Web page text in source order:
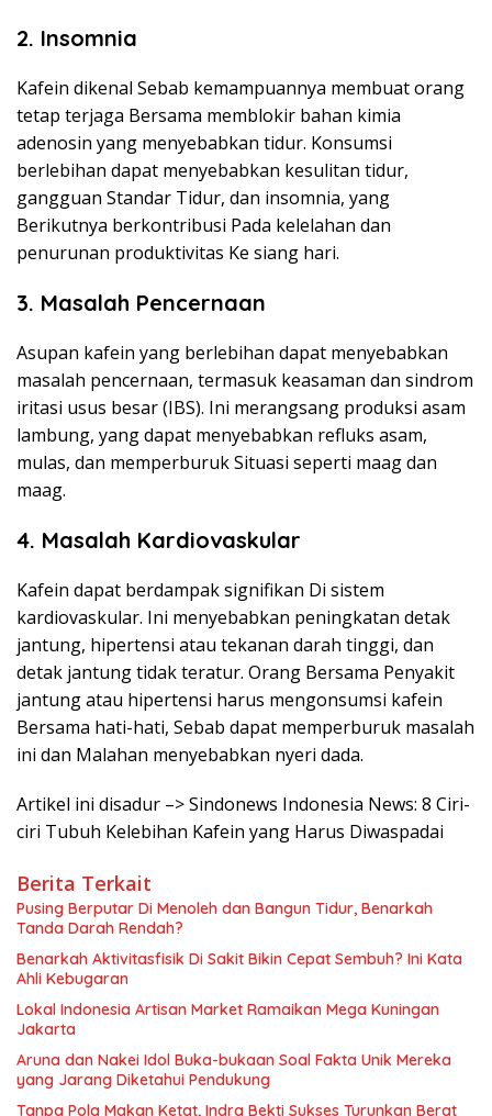
2. Insomnia
Kafein dikenal Sebab kemampuannya membuat orang
tetap terjaga Bersama memblokir bahan kimia
adenosin yang menyebabkan tidur. Konsumsi
berlebihan dapat menyebabkan kesulitan tidur,
gangguan Standar Tidur, dan insomnia, yang
Berikutnya berkontribusi Pada kelelahan dan
penurunan produktivitas Ke siang hari.
3. Masalah Pencernaan
Asupan kafein yang berlebihan dapat menyebabkan
masalah pencernaan, termasuk keasaman dan sindrom
iritasi usus besar (IBS). Ini merangsang produksi asam
lambung, yang dapat menyebabkan refluks asam,
mulas, dan memperburuk Situasi seperti maag dan
maag.
4. Masalah Kardiovaskular
Kafein dapat berdampak signifikan Di sistem
kardiovaskular. Ini menyebabkan peningkatan detak
jantung, hipertensi atau tekanan darah tinggi, dan
detak jantung tidak teratur. Orang Bersama Penyakit
jantung atau hipertensi harus mengonsumsi kafein
Bersama hati-hati, Sebab dapat memperburuk masalah
ini dan Malahan menyebabkan nyeri dada.
Artikel ini disadur –> Sindonews Indonesia News: 8 Ciri-
ciri Tubuh Kelebihan Kafein yang Harus Diwaspadai
Berita Terkait
Pusing Berputar Di Menoleh dan Bangun Tidur, Benarkah
Tanda Darah Rendah?
Benarkah Aktivitasfisik Di Sakit Bikin Cepat Sembuh? Ini Kata
Ahli Kebugaran
Lokal Indonesia Artisan Market Ramaikan Mega Kuningan
Jakarta
Aruna dan Nakei Idol Buka-bukaan Soal Fakta Unik Mereka
yang Jarang Diketahui Pendukung
Tanpa Pola Makan Ketat, Indra Bekti Sukses Turunkan Berat